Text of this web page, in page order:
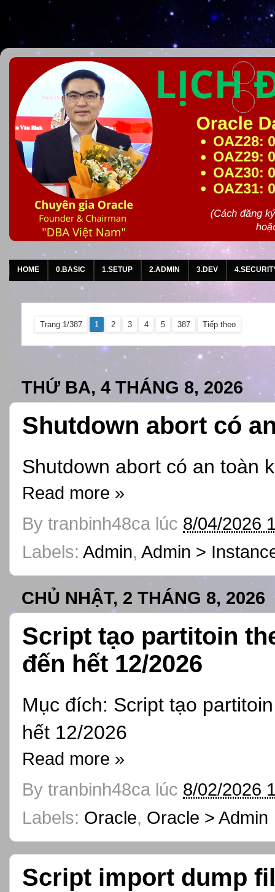
HOME 0.BASIC 1.SETUP 2.ADMIN 3.DEV
Trang 1/387 1 2 3 4 5 387 Tiếp theo
THỨ BA, 4 THÁNG 8, 2026
Shutdown abort có
Shutdown abort có an toàn
Read more »
By tranbinh48ca lúc 8/04/2026
Labels: Admin, Admin >
CHỦ NHẬT, 2 THÁNG 8, 2026
Script tạo partitoin
đến hết 12/2026
Mục đích: Script tạo
hết 12/2026
Read more »
By tranbinh48ca lúc 8/02/2026
Labels: Oracle, Oracle > Admin
Script import dump